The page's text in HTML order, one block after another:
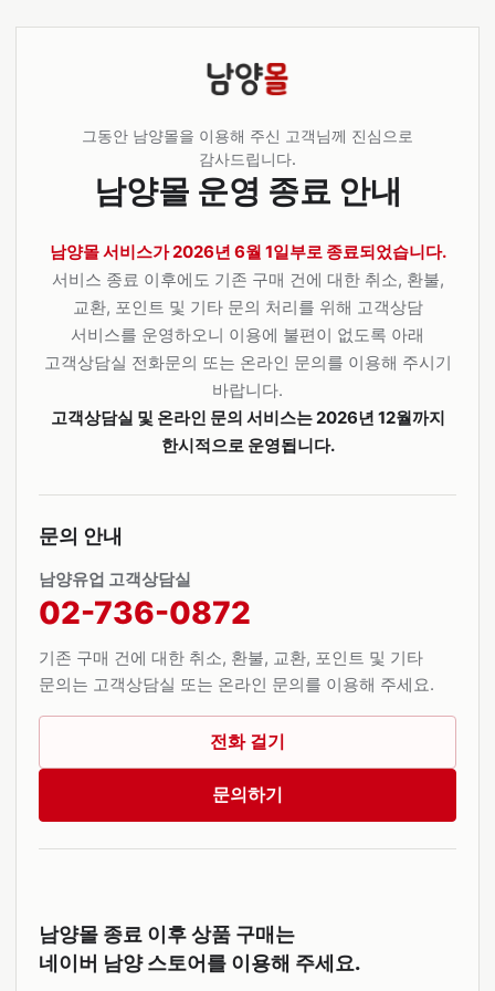
그동안 남양몰을 이용해 주신 고객님께 진심으로
감사드립니다.
남양몰 운영 종료 안내
남양몰 서비스가 2026년 6월 1일부로 종료되었습니다.
서비스 종료 이후에도 기존 구매 건에 대한 취소, 환불,
교환, 포인트 및 기타 문의 처리를 위해 고객상담
서비스를 운영하오니 이용에 불편이 없도록 아래
고객상담실 전화문의 또는 온라인 문의를 이용해 주시기
바랍니다.
고객상담실 및 온라인 문의 서비스는 2026년 12월까지
한시적으로 운영됩니다.
문의 안내
남양유업 고객상담실
02-736-0872
기존 구매 건에 대한 취소, 환불, 교환, 포인트 및 기타
문의는 고객상담실 또는 온라인 문의를 이용해 주세요.
전화 걸기
문의하기
남양몰 종료 이후 상품 구매는
네이버 남양 스토어를 이용해 주세요.